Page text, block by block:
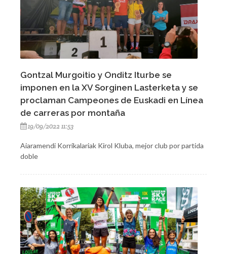
Gontzal Murgoitio y Onditz Iturbe se
imponen en la XV Sorginen Lasterketa y se
proclaman Campeones de Euskadi en Línea
de carreras por montaña
19/09/2022 11:53
Aiaramendi Korrikalariak Kirol Kluba, mejor club por partida
doble